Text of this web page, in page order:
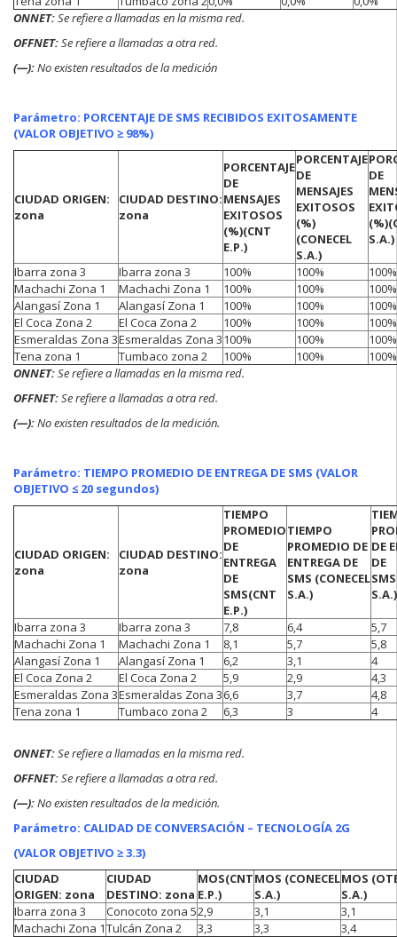
ONNET:Se refiere allamadas en la misma red.
OFFNET:Se refiere a llamadas a otra red.
(—):No existen resultados de la medición
Parámetro: PORCENTAJE DE SMS RECIBIDOS EXITOSAMENTE
(VALOR OBJETIVO ≥ 98%)
CIUDAD ORIGEN:
zona
CIUDAD DESTINO:
zona
PORCENTAJE
DE
MENSAJES
EXITOSOS
(%)(CNT
E.P.)
PORCENTAJE
DE
MENSAJES
EXITOSOS
(%)
(CONECEL
S.A.)
DE
(%)
S.A.)
Ibarra zona 3 Ibarra zona 3 100% 100%
100%
Machachi Zona 1
Machachi Zona 1 100% 100%
100%
Alangasí Zona 1
Alangasí Zona 1 100% 100%
100%
El Coca Zona 2
El Coca Zona 2 100% 100%
100%
Esmeraldas Zona 3Esmeraldas Zona 3100% 100%
100%
Tena zona 1
Tumbaco zona 2 100% 100%
100%
ONNET:Se refiere allamadas en la misma red.
OFFNET:Se refiere a llamadas a otra red.
(—):No existen resultados de la medición.
Parámetro: TIEMPO PROMEDIO DE ENTREGA DE SMS (VALOR
OBJETIVO ≤ 20 segundos)
CIUDAD ORIGEN:
zona
CIUDAD DESTINO:
zona
TIEMPO
PROMEDIO
DE
ENTREGA
DE
SMS(CNT
E.P.)
TIEMPO
PROMEDIO DE
ENTREGA DE
SMS (CONECEL
S.A.)
DE
DE
SMS
S.A.)
Ibarra zona 3 Ibarra zona 3 7,8 6,4
5,7
Machachi Zona 1
Machachi Zona 1 8,1 5,7
5,8
Alangasí Zona 1
Alangasí Zona 1 6,2 3,1
4
El Coca Zona 2
El Coca Zona 2 5,9 2,9
4,3
Esmeraldas Zona 3Esmeraldas Zona 36,6 3,7
4,8
Tena zona 1
Tumbaco zona 2 6,3 3 4
ONNET:Se refiere allamadas en la misma red.
OFFNET:Se refiere a llamadas a otra red.
(—):No existen resultados de la medición.
Parámetro: CALIDAD DE CONVERSACIÓN – TECNOLOGÍA 2G
(VALOR OBJETIVO ≥ 3.3)
CIUDAD
ORIGEN: zona
CIUDAD
DESTINO: zona
MOS(CNT
E.P.)
MOS (CONECEL
S.A.)
MOS
S.A.)
Ibarra zona 3
Conocoto zona 52,9 3,1
3,1
Machachi Zona 1Tulcán Zona 2 3,3 3,3 3,4